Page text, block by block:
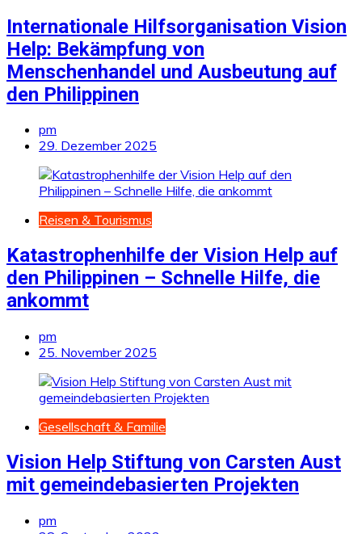
Internationale Hilfsorganisation Vision
Help: Bekämpfung von
Menschenhandel und Ausbeutung auf
den Philippinen
pm
29. Dezember 2025
Reisen & Tourismus
Katastrophenhilfe der Vision Help auf
den Philippinen – Schnelle Hilfe, die
ankommt
pm
25. November 2025
Gesellschaft & Familie
Vision Help Stiftung von Carsten Aust
mit gemeindebasierten Projekten
pm